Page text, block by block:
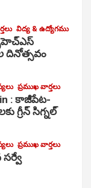
విద్య & ఉద్యోగము
ప్రముఖ వార్తలు
: కాజీపేట-
గ్రీన్ సిగ్నల్
ప్రముఖ వార్తలు
సర్వే